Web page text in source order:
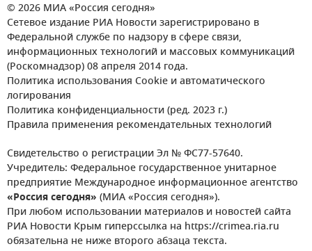
© 2026 МИА «Россия сегодня»
Сетевое издание РИА Новости зарегистрировано в
Федеральной службе по надзору в сфере связи,
информационных технологий и массовых коммуникаций
(Роскомнадзор) 08 апреля 2014 года.
Политика использования Cookie и автоматического
логирования
Политика конфиденциальности (ред. 2023 г.)
Правила применения рекомендательных технологий
Свидетельство о регистрации Эл № ФС77-57640.
Учредитель: Федеральное государственное унитарное
предприятие Международное информационное агентство
«Россия сегодня» (МИА «Россия сегодня»).
При любом использовании материалов и новостей сайта
РИА Новости Крым гиперссылка на https://crimea.ria.ru
обязательна не ниже второго абзаца текста.